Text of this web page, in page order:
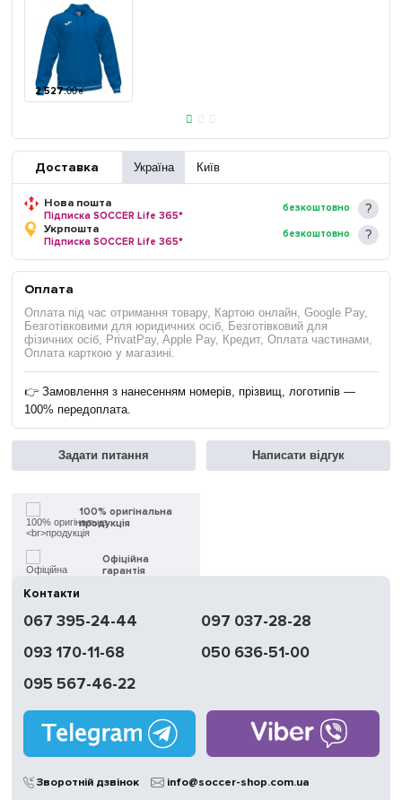
2 527.00 ₴
Доставка Україна Київ
Нова пошта
Підписка SOCCER Life 365*
безкоштовно
Укрпошта
Підписка SOCCER Life 365*
безкоштовно
Оплата
Оплата під час отримання товару, Картою онлайн, Google Pay,
Безготівковими для юридичних осіб, Безготівковий для
фізичних осіб, PrivatPay, Apple Pay, Кредит, Оплата частинами,
Оплата карткою у магазині.
👉 Замовлення з нанесенням номерів, прізвищ, логотипів —
100% передоплата.
Задати питання Написати відгук
100% оригінальна
продукція
Офіційна
гарантія
доставка
Обмін | Повернення
без вихідних
у Києві
Контакти
067 395-24-44
097 037-28-28
093 170-11-68
050 636-51-00
095 567-46-22
Зворотній дзвінок info@soccer-shop.com.ua